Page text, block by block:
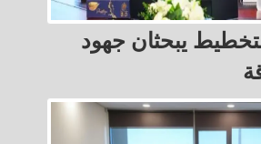
يبحثان جهود